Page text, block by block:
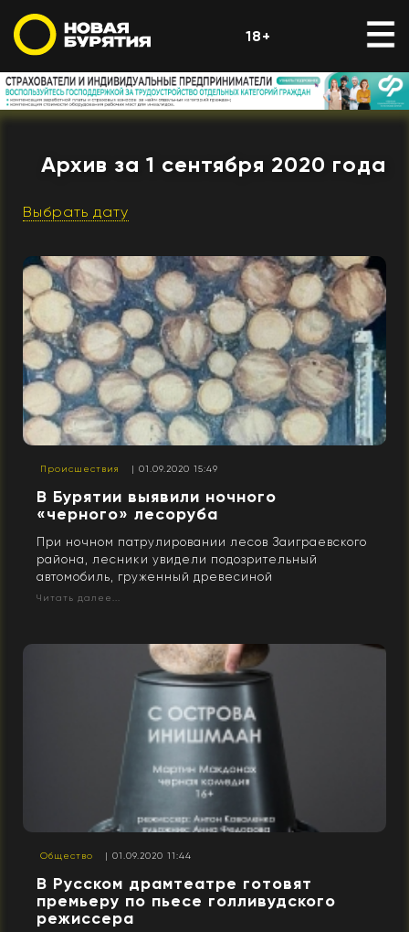
18+
Архив за 1 сентября 2020 года
Выбрать дату
Происшествия | 01.09.2020 15:49
В Бурятии выявили ночного
«черного» лесоруба
При ночном патрулировании лесов Заиграевского
района, лесники увидели подозрительный
автомобиль, груженный древесиной
Читать далее...
Общество | 01.09.2020 11:44
В Русском драмтеатре готовят
премьеру по пьесе голливудского
режиссера